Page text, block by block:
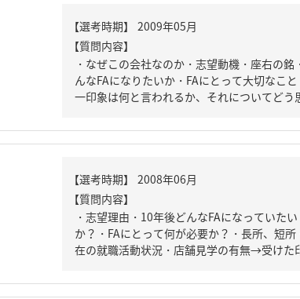
【質問内容】
・なぜこの会社なのか・志望動機・座右の銘
んなFAになりたいか・FAにとって大切なこ
一印象は何と言われるか、それについてどう
【質問内容】
・志望理由・10年後どんなFAになっていたい
か？・FAにとって何が必要か？・長所、短所
在の就職活動状況・店舗見学の有無→受けた